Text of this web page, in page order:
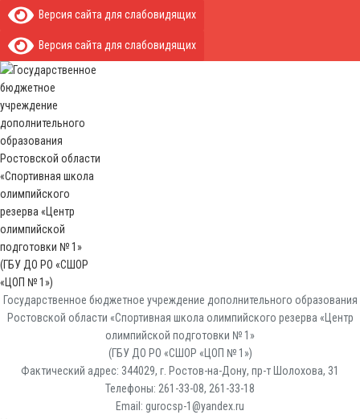
Версия сайта для слабовидящих
Версия сайта для слабовидящих
Государственное бюджетное учреждение дополнительного образования
Ростовской области «Спортивная школа олимпийского резерва «Центр
олимпийской подготовки № 1»
(ГБУ ДО РО «СШОР «ЦОП № 1»)
Фактический адрес: 344029, г. Ростов-на-Дону, пр-т Шолохова, 31
Телефоны: 261-33-08, 261-33-18
Email: gurocsp-1@yandex.ru